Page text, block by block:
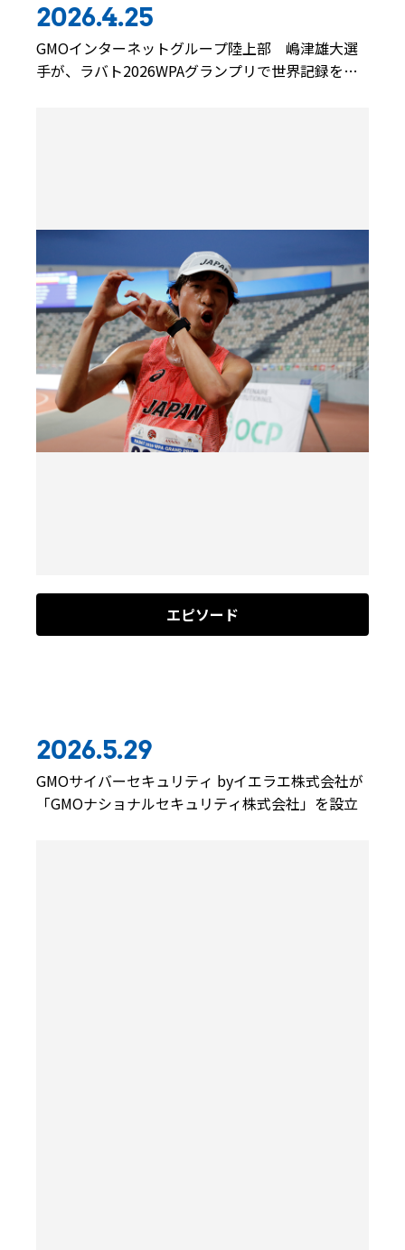
2026.4.25
GMOインターネットグループ陸上部 嶋津雄大選
手が、ラバト2026WPAグランプリで世界記録を更
エピソード
2026.5.29
GMOサイバーセキュリティ byイエラエ株式会社が
「GMOナショナルセキュリティ株式会社」を設立